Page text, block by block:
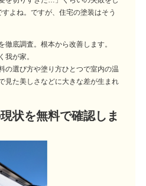
よね。ですが、住宅の塗装はそう
底調査。根本から改善します。
我が家。
の選び方や塗り方ひとつで室内の温
見た美しさなどに大きな差が生まれ
状を無料で確認しま